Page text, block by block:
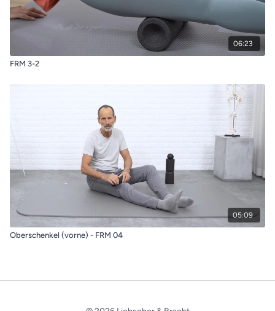
06:23
FRM 3-2
05:09
Oberschenkel (vorne) - FRM 04